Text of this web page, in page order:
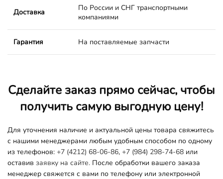
Доставка
По России и СНГ транспортными
компаниями
Гарантия На поставляемые запчасти
Сделайте заказ прямо сейчас, чтобы
получить самую выгодную цену!
Для уточнения наличие и актуальной цены товара свяжитесь
с нашими менеджерами любым удобным способом по одному
из телефонов: +7 (4212) 68-06-86, +7 (984) 298-74-68 или
оставив заявку на сайте. После обработки вашего заказа
менеджер свяжется с вами по телефону или электронной